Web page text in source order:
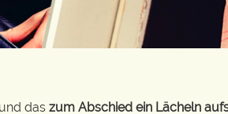
das zum Abschied ein Lächeln